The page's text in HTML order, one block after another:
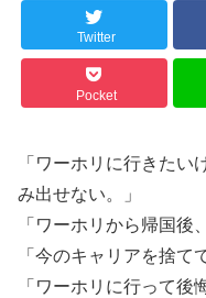
Twitter
Pocket
「ワーホリに行きた
み出せない。」
「ワーホリから帰国後
「今のキャリアを捨て
「ワーホリに行って後